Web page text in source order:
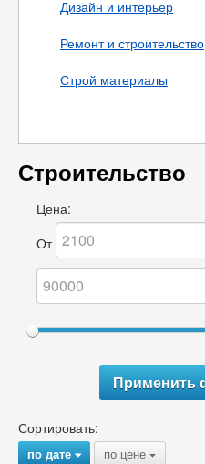
Дизайн и интерьер
Ремонт и строительство
Строй материалы
Строительство
Цена:
От
Сортировать:
по дате{ по цене {